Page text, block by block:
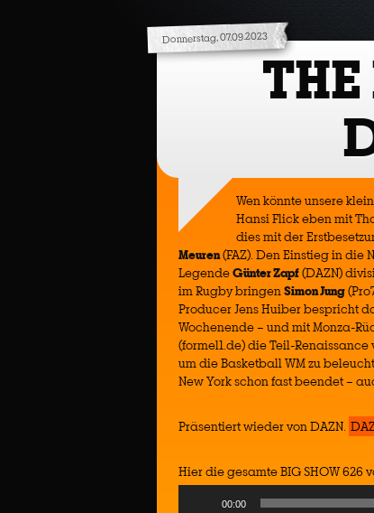
Donnerstag, 07.09.2023
Wen könnte unsere
Hansi Flick eben mit
dies mit der
Meuren(FAZ). Den Einstieg in die
LegendeGünter Zapf(DAZN)
im Rugby bringenSimon Jung
Producer Jens Huiber bespricht
Wochenende – und mit Monza-
(formel1.de) die Teil-Renaissance
um die Basketball WM zu
New York schon fast beendet –
Präsentiert wieder von DAZN.
Hier die gesamte BIG SHOW 626
00:00